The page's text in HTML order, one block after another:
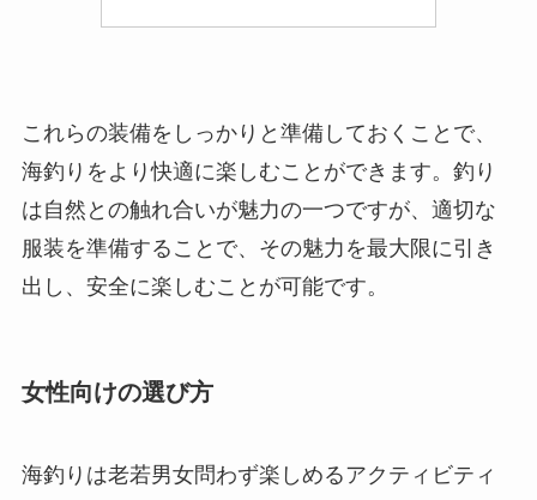
これらの装備をしっかりと準備しておくことで、
海釣りをより快適に楽しむことができます。釣り
は自然との触れ合いが魅力の一つですが、適切な
服装を準備することで、その魅力を最大限に引き
出し、安全に楽しむことが可能です。
女性向けの選び方
海釣りは老若男女問わず楽しめるアクティビティ